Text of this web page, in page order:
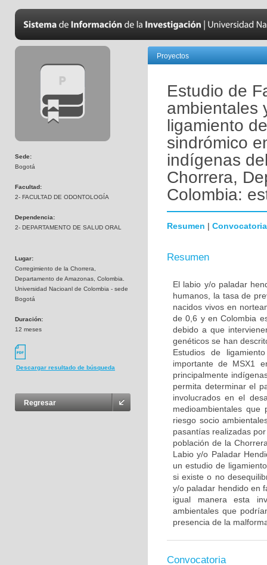
Sede:
Bogotá
Facultad:
2- FACULTAD DE ODONTOLOGÍA
Dependencia:
2- DEPARTAMENTO DE SALUD ORAL
Lugar:
Corregimiento de la Chorrera,
Departamento de Amazonas, Colombia.
Universidad Nacioanl de Colombia - sede
Bogotá
Duración:
12 meses
Descargar resultado de búsqueda
Regresar
Proyectos
Estudio de
ambientales
ligamiento
sindrómico
indígenas
Chorrera,
Colombia:
Resumen | Convocatoria
Resumen
El labio y/o paladar
humanos, la tasa de
nacidos vivos en
de 0,6 y en Colombia
debido a que
genéticos se han
Estudios de
importante de MSX1
principalmente
permita determinar el
involucrados en el
medioambientales
riesgo socio
pasantías realizadas
población de la
Labio y/o Paladar
un estudio de
si existe o no
y/o paladar hendido en
igual manera esta
ambientales que
presencia de la
Convocatoria